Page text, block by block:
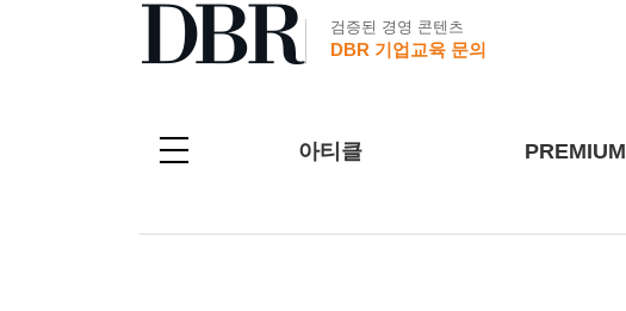
검증된 경영 콘텐츠
DBR 기업교육 문의
아티클 PREMIUM